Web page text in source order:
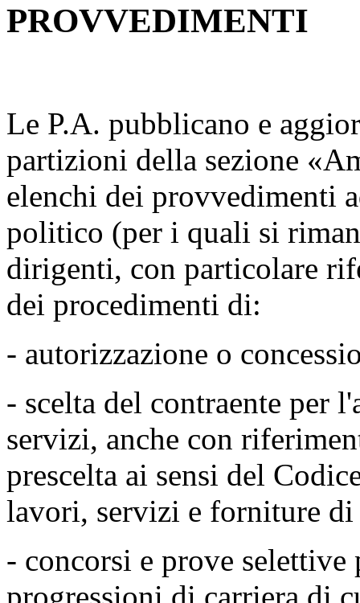
PROVVEDIMENTI
Le P.A. pubblicano e
partizioni della sezione
elenchi dei provvedimenti
politico (per i quali si
dirigenti, con particolare
dei procedimenti di:
- autorizzazione o
- scelta del contraente per
servizi, anche con
prescelta ai sensi del
lavori, servizi e forniture
- concorsi e prove selettive
progressioni di carriera di